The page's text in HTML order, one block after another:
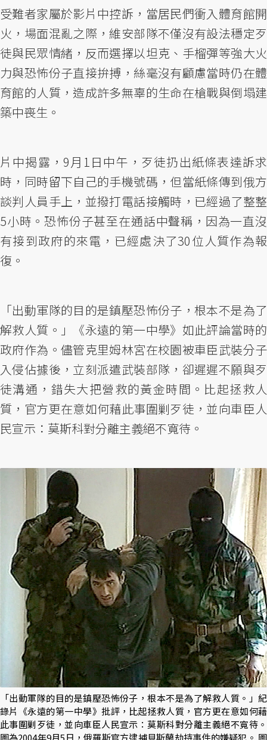
受難者家屬於影片中控訴，當居民們衝入體育館開
火，場面混亂之際，維安部隊不僅沒有設法穩定歹
徒與民眾情緒，反而選擇以坦克、手榴彈等強大火
力與恐怖份子直接拚搏，絲毫沒有顧慮當時仍在體
育館的人質，造成許多無辜的生命在槍戰與倒塌建
築中喪生。
片中揭露，9月1日中午，歹徒扔出紙條表達訴求
時，同時留下自己的手機號碼，但當紙條傳到俄方
談判人員手上，並撥打電話接觸時，已經過了整整
5小時。恐怖份子甚至在通話中聲稱，因為一直沒
有接到政府的來電，已經處決了30位人質作為報
復。
「出動軍隊的目的是鎮壓恐怖份子，根本不是為了
解救人質。」《永遠的第一中學》如此評論當時的
政府作為。儘管克里姆林宮在校園被車臣武裝分子
入侵佔據後，立刻派遣武裝部隊，卻遲遲不願與歹
徒溝通，錯失大把營救的黃金時間。比起拯救人
質，官方更在意如何藉此事圍剿歹徒，並向車臣人
民宣示：莫斯科對分離主義絕不寬待。
「出動軍隊的目的是鎮壓恐怖份子，根本不是為了解救人質。」紀
錄片《永遠的第一中學》批評，比起拯救人質，官方更在意如何藉
此事圍剿歹徒，並向車臣人民宣示：莫斯科對分離主義絕不寬待。
圖為2004年9月5日，俄羅斯官方逮捕貝斯蘭劫持事件的嫌疑犯。 圖